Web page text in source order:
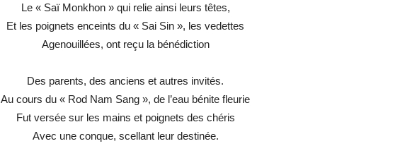
Le « Saï Monkhon » qui relie ainsi leurs têtes,
Et les poignets enceints du « Sai Sin », les vedettes
Agenouillées, ont reçu la bénédiction
Des parents, des anciens et autres invités.
Au cours du « Rod Nam Sang », de l’eau bénite fleurie
Fut versée sur les mains et poignets des chéris
Avec une conque, scellant leur destinée.